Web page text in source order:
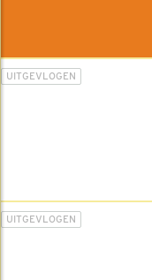
UITGEVLOGEN
UITGEVLOGEN